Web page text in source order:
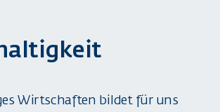
Wirtschaften bildet für uns